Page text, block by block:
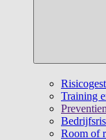
Training
Room of